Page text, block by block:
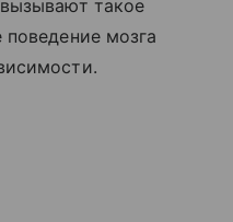
такое
поведение мозга